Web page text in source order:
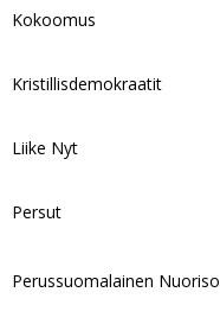
Kokoomus
Kristillisdemokraatit
Liike Nyt
Persut
Perussuomalainen Nuoriso